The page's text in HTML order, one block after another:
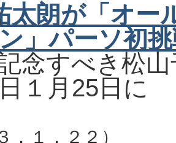
太朗が「オー
」パーソ初
べき松山
１月25日に
．１．２２）